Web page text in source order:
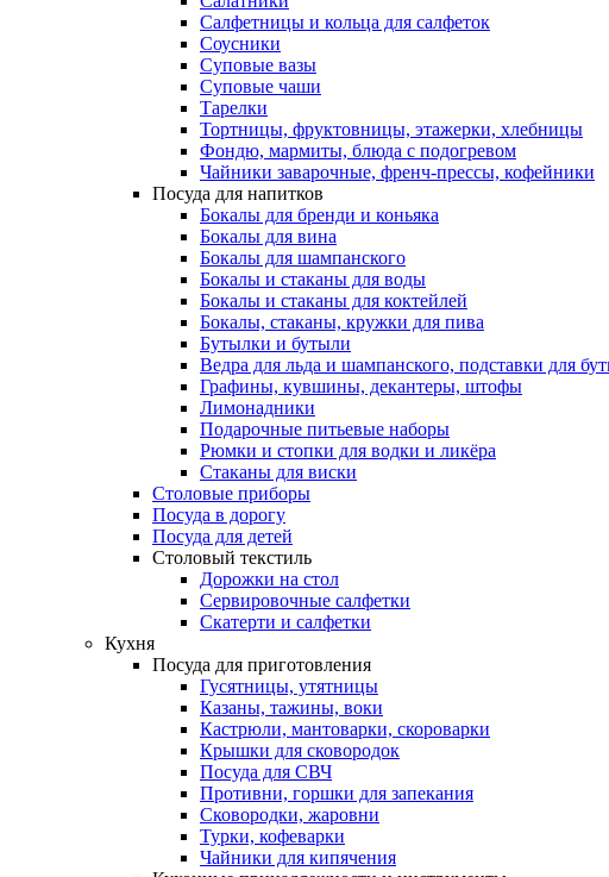
Салфетницы и кольца для салфеток
Соусники
Суповые вазы
Суповые чаши
Тарелки
Тортницы, фруктовницы, этажерки, хлебницы
Фондю, мармиты, блюда с подогревом
Чайники заварочные, френч-прессы, кофейники
Посуда для напитков
Бокалы для бренди и коньяка
Бокалы для вина
Бокалы для шампанского
Бокалы и стаканы для воды
Бокалы и стаканы для коктейлей
Бокалы, стаканы, кружки для пива
Бутылки и бутыли
Ведра для льда и шампанского, подставки для
Графины, кувшины, декантеры, штофы
Лимонадники
Подарочные питьевые наборы
Рюмки и стопки для водки и ликёра
Стаканы для виски
Столовые приборы
Посуда в дорогу
Посуда для детей
Столовый текстиль
Дорожки на стол
Сервировочные салфетки
Скатерти и салфетки
Кухня
Посуда для приготовления
Гусятницы, утятницы
Казаны, тажины, воки
Кастрюли, мантоварки, скороварки
Крышки для сковородок
Посуда для СВЧ
Противни, горшки для запекания
Сковородки, жаровни
Турки, кофеварки
Чайники для кипячения